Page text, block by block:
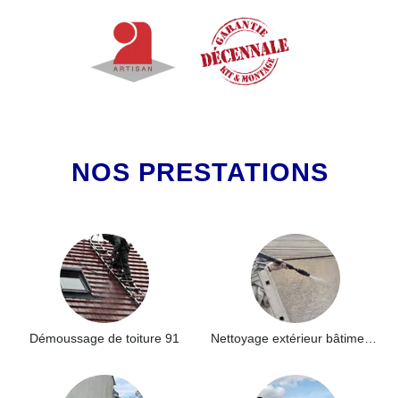
NOS PRESTATIONS
Démoussage de toiture 91